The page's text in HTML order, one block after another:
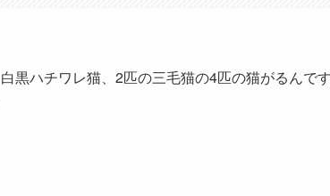
黒ハチワレ猫、2匹の三毛猫の4匹の猫がるんで